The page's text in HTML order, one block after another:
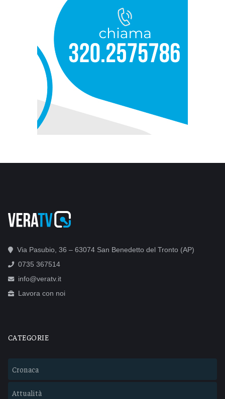
Via Pasubio, 36 – 63074 San Benedetto del Tronto (AP)
0735 367514
info@veratv.it
Lavora con noi
CATEGORIE
Cronaca
Attualità